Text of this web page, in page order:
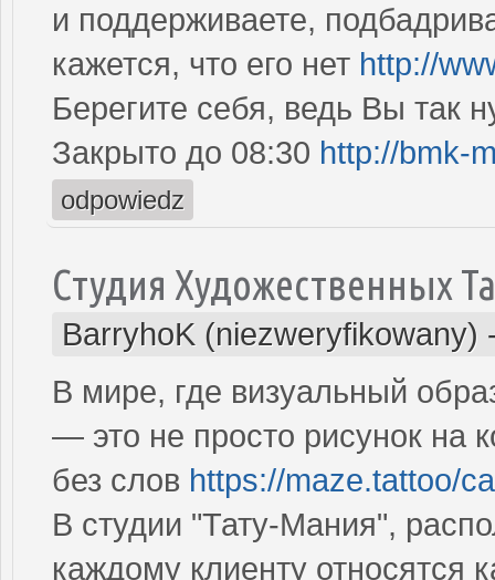
и поддерживаете,
кажется, что его нет http://
Берегите себя, ведь Вы так
Закрыто до 08:30 http://bmk-
odpowiedz
Студия Художественных
BarryhoK (niezweryfikowany)
В мире, где визуальный
— это не просто рисунок на
без слов https://maze.tattoo/
В студии "Тату-Мания",
каждому клиенту относятся